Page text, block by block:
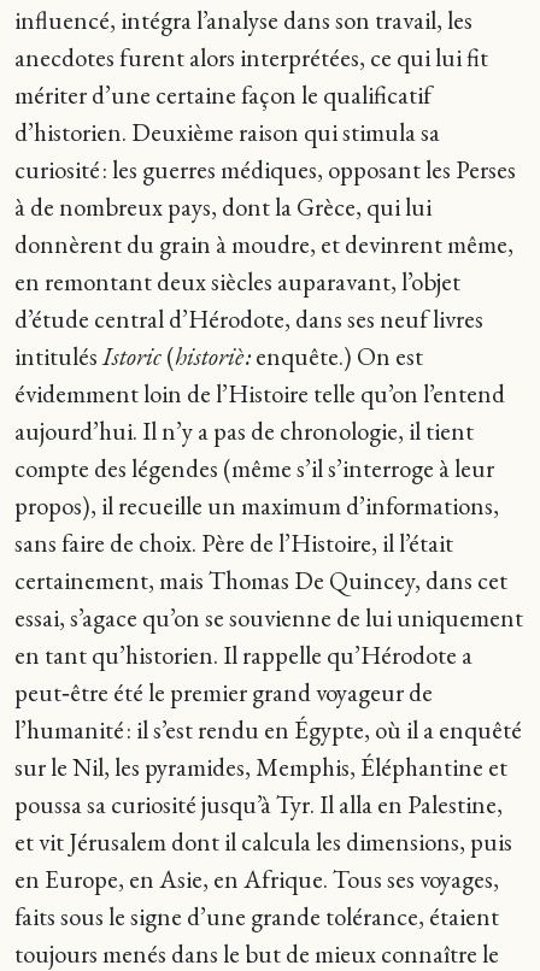
influencé, intégra l’analyse dans son travail, les
anecdotes furent alors interprétées, ce qui lui fit
mériter d’une certaine façon le qualificatif
d’historien. Deuxième raison qui stimula sa
curiosité : les guerres médiques, opposant les Perses
à de nombreux pays, dont la Grèce, qui lui
donnèrent du grain à moudre, et devinrent même,
en remontant deux siècles auparavant, l’objet
d’étude central d’Hérodote, dans ses neuf livres
intitulésIstoric(historiè :enquête.) On est
évidemment loin de l’Histoire telle qu’on l’entend
aujourd’hui. Il n’y a pas de chronologie, il tient
compte des légendes (même s’il s’interroge à leur
propos), il recueille un maximum d’informations,
sans faire de choix. Père de l’Histoire, il l’était
certainement, mais Thomas De Quincey, dans cet
essai, s’agace qu’on se souvienne de lui uniquement
en tant qu’historien. Il rappelle qu’Hérodote a
peut‑être été le premier grand voyageur de
l’humanité : il s’est rendu en Égypte, où il a enquêté
sur le Nil, les pyramides, Memphis, Éléphantine et
poussa sa curiosité jusqu’à Tyr. Il alla en Palestine,
et vit Jérusalem dont il calcula les dimensions, puis
en Europe, en Asie, en Afrique. Tous ses voyages,
faits sous le signe d’une grande tolérance, étaient
toujours menés dans le but de mieux connaître le